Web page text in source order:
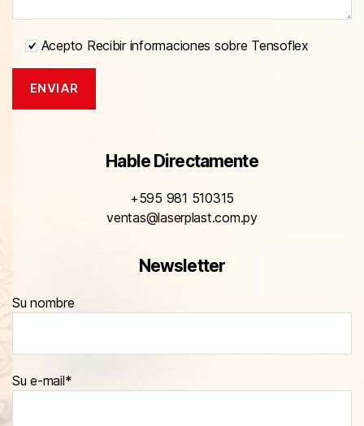
Acepto Recibir informaciones sobre Tensoflex
Hable Directamente
+595 981 510315
ventas@laserplast.com.py
Newsletter
Su nombre
Su e-mail*